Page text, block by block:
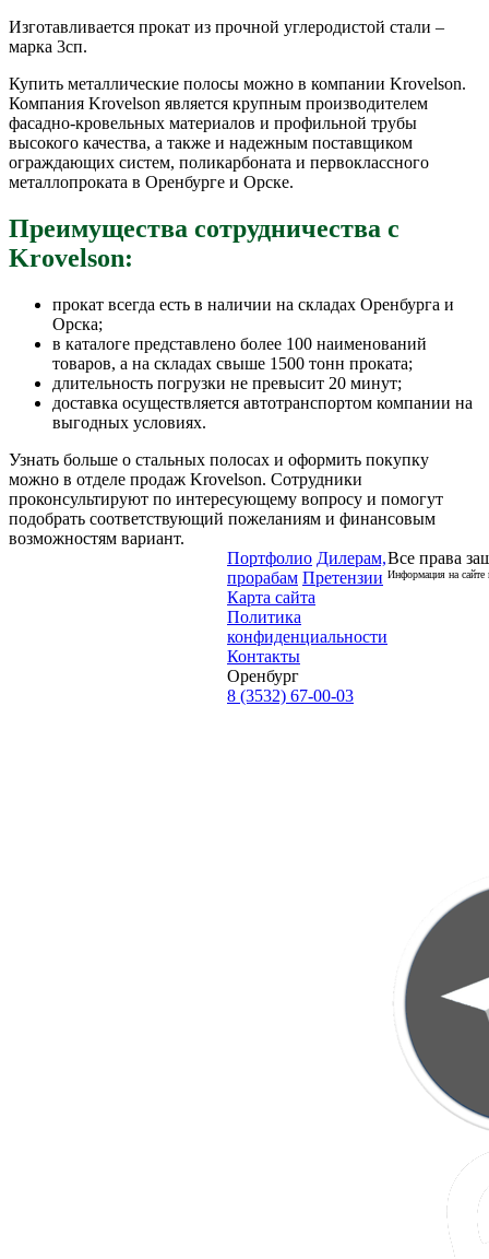
Изготавливается прокат из прочной углеродистой стали –
марка 3сп.
Купить металлические полосы можно в компании Krovelson.
Компания Krovelson является крупным производителем
фасадно-кровельных материалов и профильной трубы
высокого качества, а также и надежным поставщиком
ограждающих систем, поликарбоната и первоклассного
металлопроката в Оренбурге и Орске.
Преимущества сотрудничества с
Krovelson:
прокат всегда есть в наличии на складах Оренбурга и
Орска;
в каталоге представлено более 100 наименований
товаров, а на складах свыше 1500 тонн проката;
длительность погрузки не превысит 20 минут;
доставка осуществляется автотранспортом компании на
выгодных условиях.
Узнать больше о стальных полосах и оформить покупку
можно в отделе продаж Krovelson. Сотрудники
проконсультируют по интересующему вопросу и помогут
подобрать соответствующий пожеланиям и финансовым
возможностям вариант.
Портфолио Дилерам,
прорабам Претензии
Карта сайта
Политика
конфиденциальности
Контакты
Оренбург
8 (3532) 67-00-03
Все права
Информация на сайте